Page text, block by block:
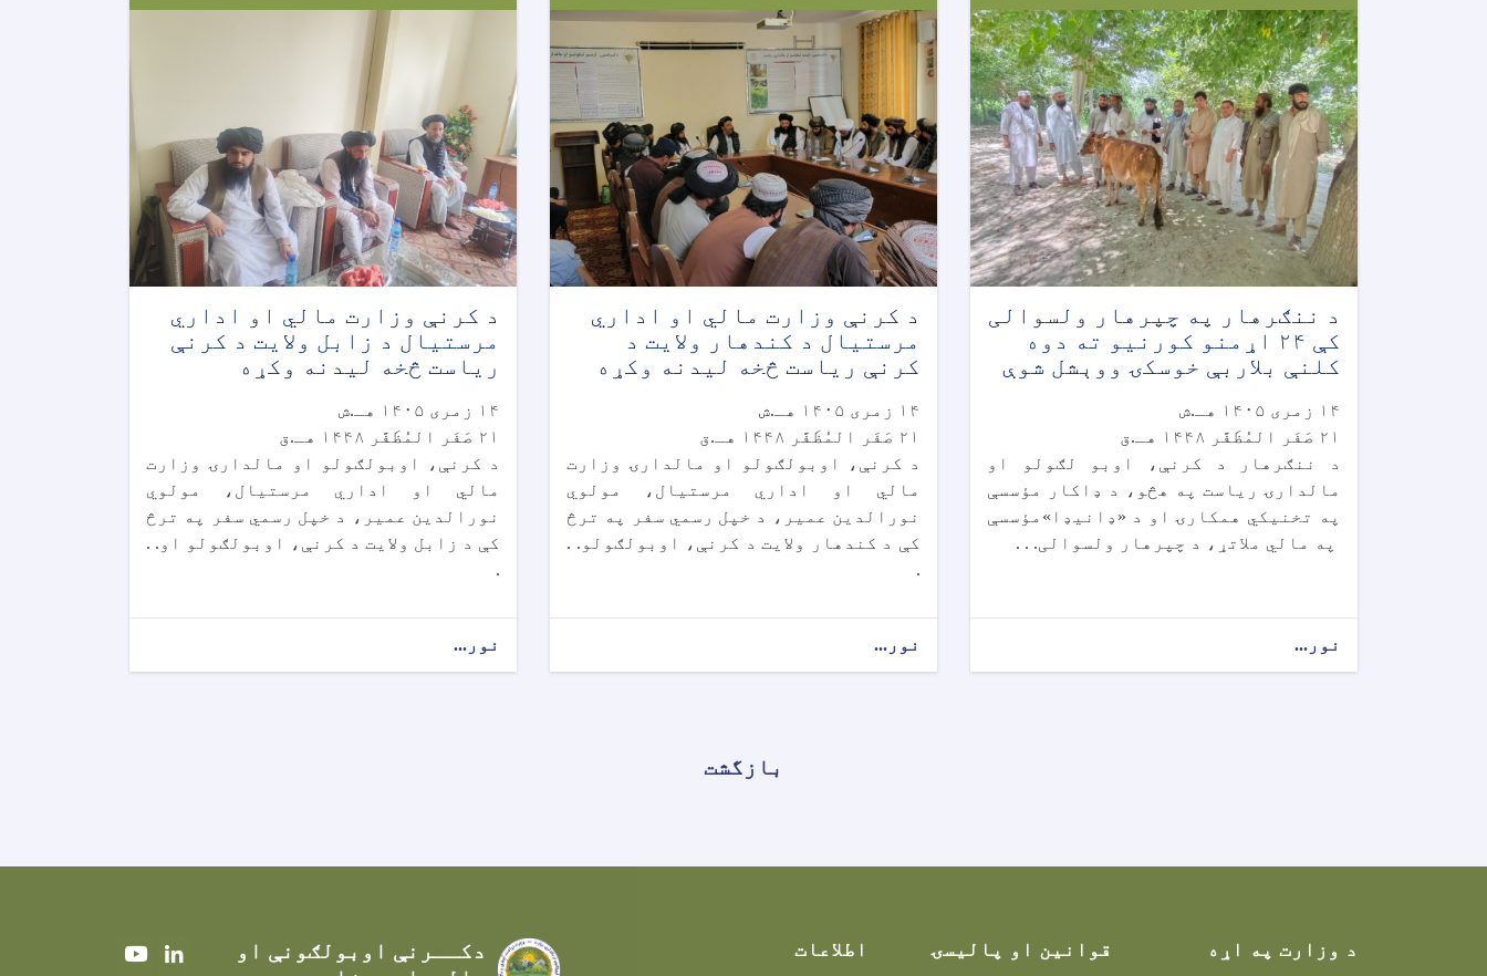
د ننګرهار په چپرهار ولسوالی
کې ۲۴ اړمنو کورنیو ته دوه
کلنې بلاربې خوسکۍ ووېشل شوې
۱۴ زمری ۱۴۰۵ هـ.ش
۲۱ صَفَر المُظَفَّر ۱۴۴۸ هـ.ق
د ننګرهار د کرنې، اوبو لګولو او
مالدارۍ ریاست په هڅو، د ډاکار مؤسسې
په تخنیکي همکارۍ او د «ډانیډا»مؤسسې
په مالي ملاتړ، د چپرهار ولسوالی. . .
نور...
د کرنې وزارت مالي او اداري
مرستیال د کندهار ولايت د
کرنې رياست څخه ليدنه وکړه
۱۴ زمری ۱۴۰۵ هـ.ش
۲۱ صَفَر المُظَفَّر ۱۴۴۸ هـ.ق
د کرنې، اوبولګولو او مالدارۍ وزارت
مالي او اداري مرستیال، مولوي
نورالدين عمير، د خپل رسمي سفر په ترڅ
کې د کندهار ولايت د کرنې، اوبولګولو. .
.
نور...
د کرنې وزارت مالي او اداري
مرستیال د زابل ولايت د کرنې
رياست څخه ليدنه وکړه
۱۴ زمری ۱۴۰۵ هـ.ش
۲۱ صَفَر المُظَفَّر ۱۴۴۸ هـ.ق
د کرنې، اوبولګولو او مالدارۍ وزارت
مالي او اداري مرستیال، مولوي
نورالدين عمير، د خپل رسمي سفر په ترڅ
کې د زابل ولايت د کرنې، اوبولګولو او. .
.
نور...
بازگشت
د وزارت په اړه قوانین او پالیسۍ اطلاعات
دکــرنې اوبولګونې او
YoutubeLinkedIn